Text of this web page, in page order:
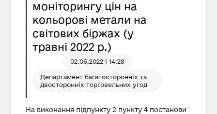
моніторингу цін на
кольорові метали на
світових біржах (у
травні 2022 р.)
02.06.2022 | 14:28
Департамент багатосторонніх та
двосторонніх торговельних угод
На виконання підпункту 2 пункту 4 постанови